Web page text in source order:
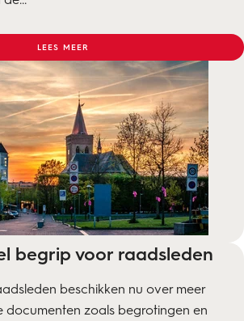
LEES MEER
begrip voor raadsleden
beschikken nu over meer
documenten zoals begrotingen en